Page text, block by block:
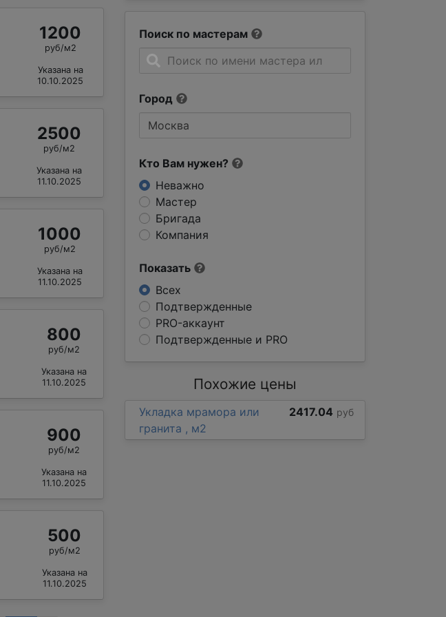
Поиск по мастерам
Город
Кто Вам нужен?
Неважно
Мастер
Бригада
Компания
Показать
Всех
Подтвержденные
PRO-аккаунт
Подтвержденные и PRO
1200
руб/м2
Указана на
10.10.2025
2500
руб/м2
Указана на
11.10.2025
1000
руб/м2
Указана на
11.10.2025
800
руб/м2
Указана на
11.10.2025
900
руб/м2
Указана на
11.10.2025
500
руб/м2
Указана на
11.10.2025
Похожие цены
Укладка мрамора или
гранита , м2
2417.04 руб